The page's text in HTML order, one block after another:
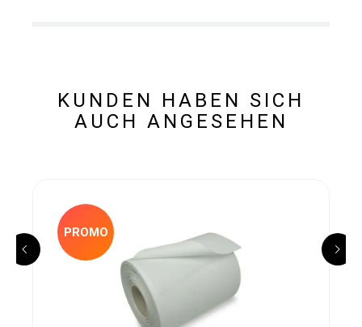
KUNDEN HABEN SICH
AUCH ANGESEHEN
PROMO